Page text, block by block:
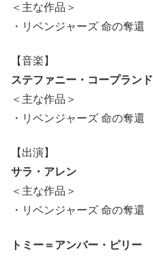
＜主な作品＞
・リベンジャーズ 命の奪還
【音楽】
ステファニー・コープランド
＜主な作品＞
・リベンジャーズ 命の奪還
【出演】
サラ・アレン
＜主な作品＞
・リベンジャーズ 命の奪還
トミー＝アンバー・ピリー